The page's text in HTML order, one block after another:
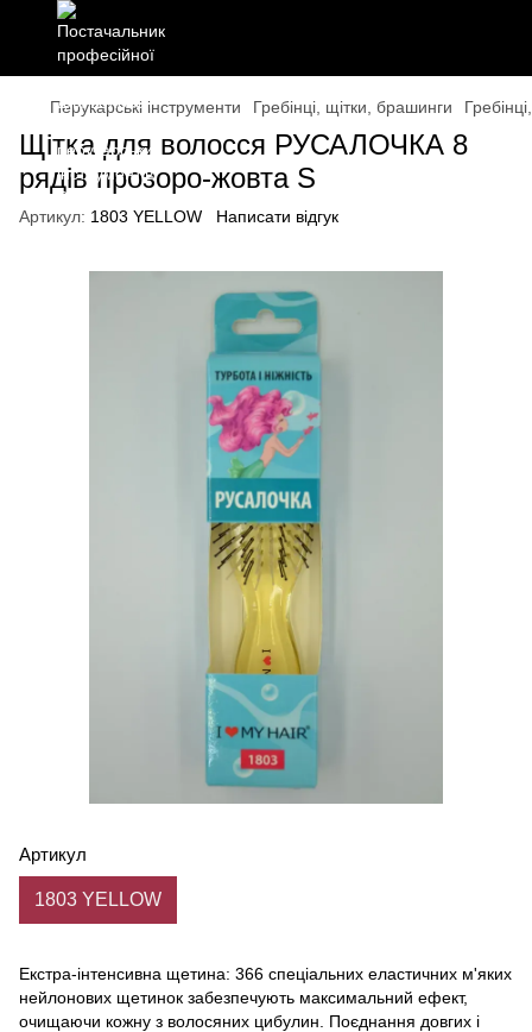
Перукарські інструменти Гребінці, щітки, брашинги
Щітка для волосся РУСАЛОЧКА 8
рядів прозоро-жовта S
Артикул: 1803 YELLOW Написати відгук
Артикул
1803 YELLOW
Екстра-інтенсивна щетина: 366 спеціальних еластичних м'яких
нейлонових щетинок забезпечують максимальний ефект,
очищаючи кожну з волосяних цибулин. Поєднання довгих і